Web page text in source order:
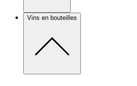
Vins en bouteilles